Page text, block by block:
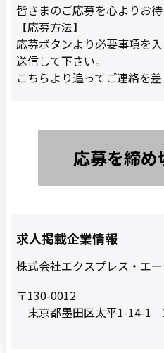
皆さまのご応募を心よりお待
【応募方法】
応募ボタンより必要事項を入
送信して下さい。
こちらより追ってご連絡を差
応募を締め
求人掲載企業情報
株式会社エクスプレス・エ
〒130-0012
東京都墨田区太平1-14-1